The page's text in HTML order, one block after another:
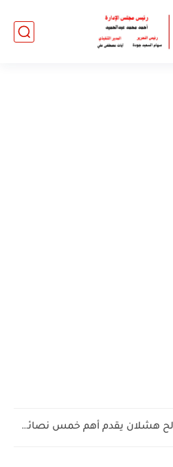
محمد صالح هشلان يقدم أهم خمس نصائح لكل سائق